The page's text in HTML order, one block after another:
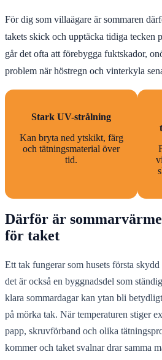
För dig som villaägare är sommaren
takets skick och upptäcka tidiga tecken
går det ofta att förebygga fuktskador,
problem när höstregn och vinterkyla
Stark UV-strålning
Kan bryta ned ytskikt, färg
och tätningsmaterial över
tid.
Därför är
för taket
Ett tak fungerar som husets första
det är också en byggnadsdel som
klara sommardagar kan ytan bli
på mörka tak. När temperaturen stiger
papp, skruvförband och olika
kommer och taket svalnar drar samma